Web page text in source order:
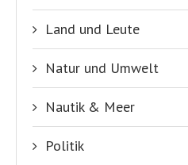
Land und Leute
Natur und Umwelt
Nautik & Meer
Politik